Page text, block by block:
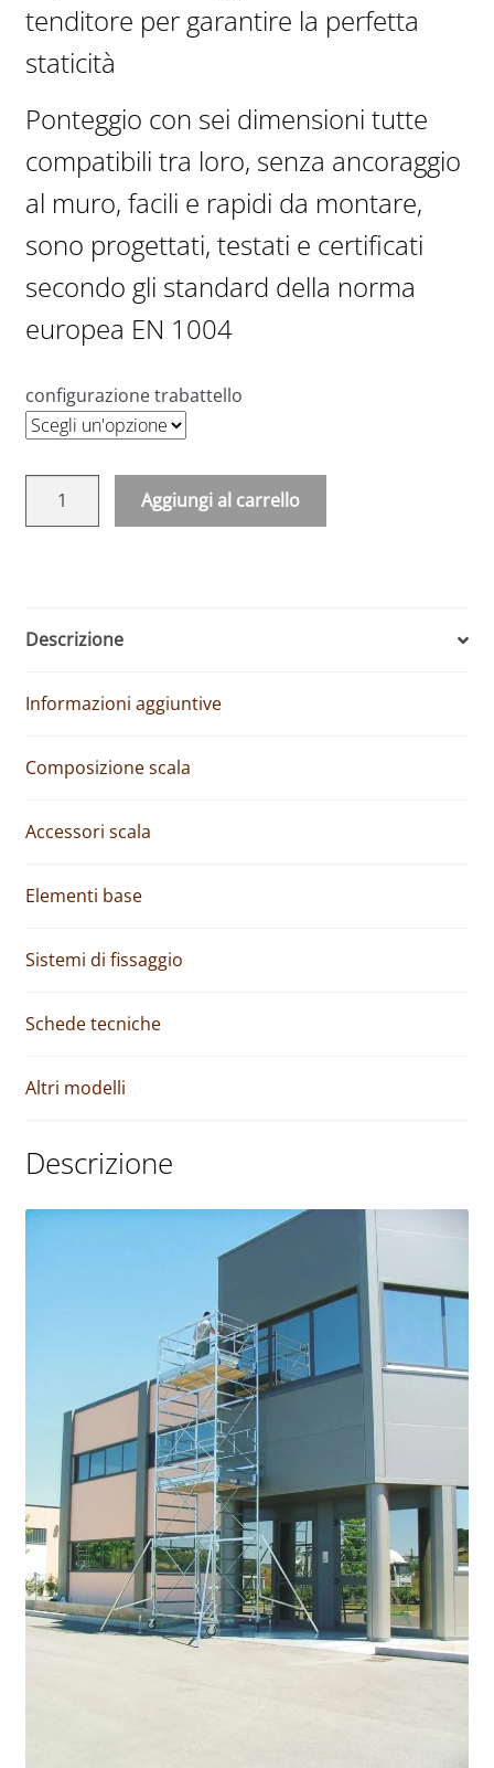
tenditore per garantire la perfetta
staticità
Ponteggio con sei dimensioni tutte
compatibili tra loro, senza ancoraggio
al muro, facili e rapidi da montare,
sono progettati, testati e certificati
secondo gli standard della norma
europea EN 1004
configurazione trabattello
acciaio
180
950
quantità
Aggiungi al carrello
r
a
i
:
Descrizione
Informazioni aggiuntive
Composizione scala
Accessori scala
Elementi base
Sistemi di fissaggio
Schede tecniche
Altri modelli
Descrizione